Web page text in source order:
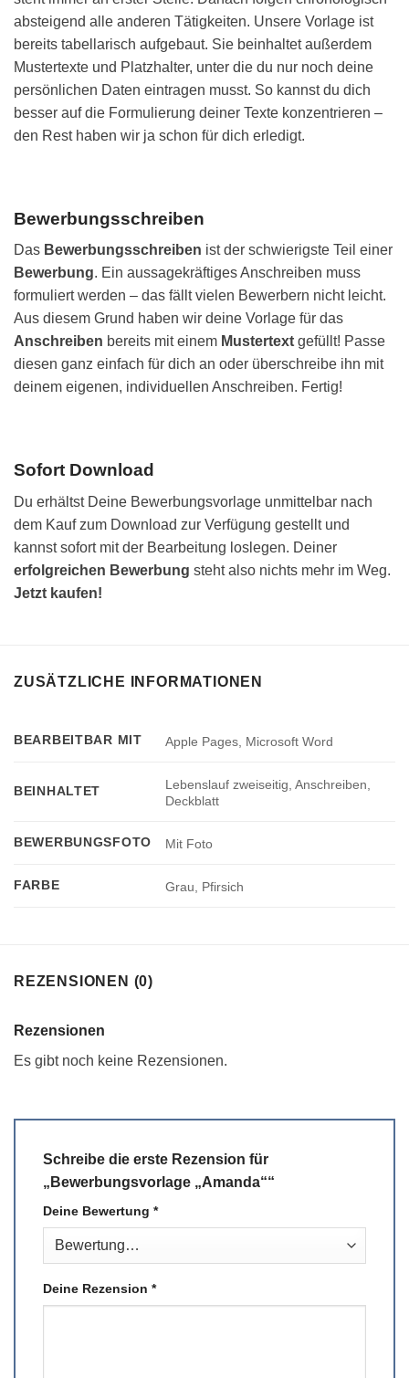
absteigend alle anderen Tätigkeiten. Unsere Vorlage ist
bereits tabellarisch aufgebaut. Sie beinhaltet außerdem
Mustertexte und Platzhalter, unter die du nur noch deine
persönlichen Daten eintragen musst. So kannst du dich
besser auf die Formulierung deiner Texte konzentrieren –
den Rest haben wir ja schon für dich erledigt.
Bewerbungsschreiben
Das Bewerbungsschreiben ist der schwierigste Teil einer
Bewerbung. Ein aussagekräftiges Anschreiben muss
formuliert werden – das fällt vielen Bewerbern nicht leicht.
Aus diesem Grund haben wir deine Vorlage für das
Anschreiben bereits mit einem Mustertext gefüllt! Passe
diesen ganz einfach für dich an oder überschreibe ihn mit
deinem eigenen, individuellen Anschreiben. Fertig!
Sofort Download
Du erhältst Deine Bewerbungsvorlage unmittelbar nach
dem Kauf zum Download zur Verfügung gestellt und
kannst sofort mit der Bearbeitung loslegen. Deiner
erfolgreichen Bewerbung steht also nichts mehr im Weg.
Jetzt kaufen!
ZUSÄTZLICHE INFORMATIONEN
BEARBEITBAR MIT Apple Pages, Microsoft Word
BEINHALTET
Lebenslauf zweiseitig, Anschreiben,
Deckblatt
BEWERBUNGSFOTO Mit Foto
FARBE Grau, Pfirsich
REZENSIONEN (0)
Rezensionen
Es gibt noch keine Rezensionen.
Schreibe die erste Rezension für
„Bewerbungsvorlage „Amanda““
Deine Bewertung *
Deine Rezension *